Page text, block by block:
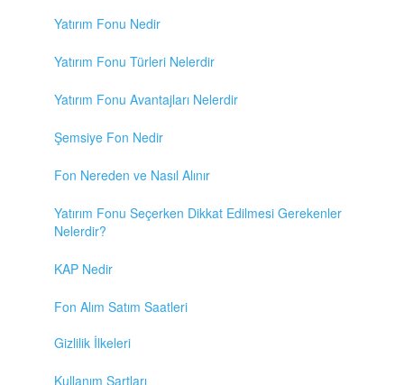
Yatırım Fonu Nedir
Yatırım Fonu Türleri Nelerdir
Yatırım Fonu Avantajları Nelerdir
Şemsiye Fon Nedir
Fon Nereden ve Nasıl Alınır
Yatırım Fonu Seçerken Dikkat Edilmesi Gerekenler
Nelerdir?
KAP Nedir
Fon Alım Satım Saatleri
Gizlilik İlkeleri
Kullanım Şartları